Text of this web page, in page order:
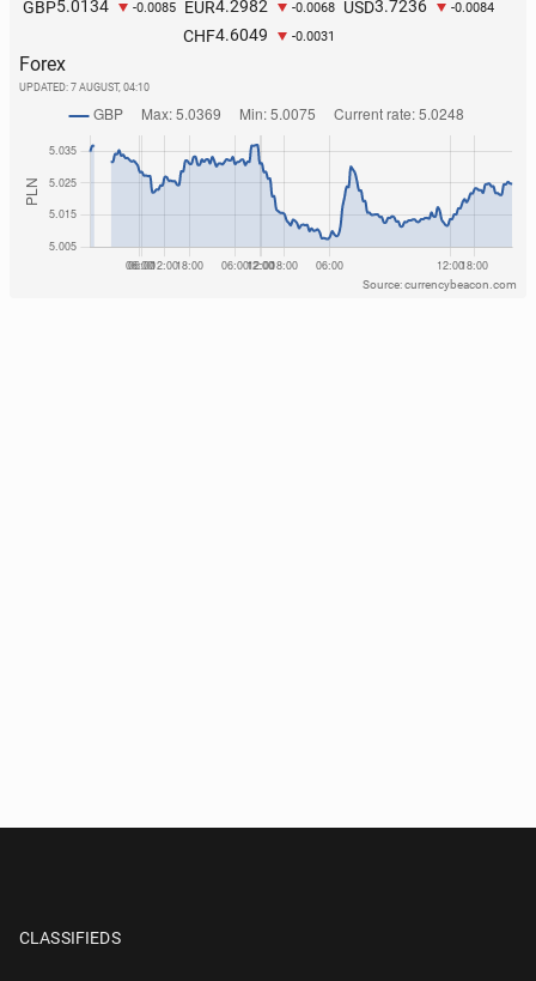
GBP5.0134 -0.0085 EUR4.2982 -0.0068 USD3.7236 -0.0084
CHF4.6049 -0.0031
Forex
UPDATED: 7 AUGUST, 04:10
Source: currencybeacon.com
CLASSIFIEDS